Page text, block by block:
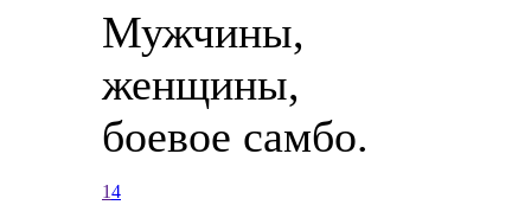
Мужчины,
женщины,
боевое самбо.
14